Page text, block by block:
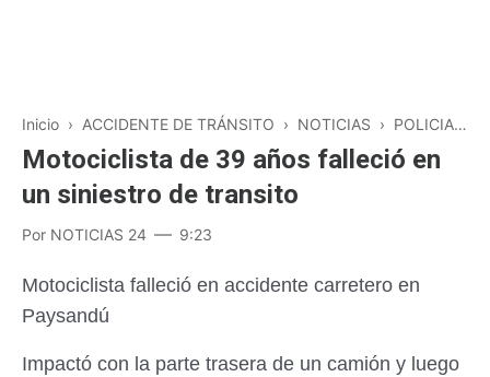
Inicio › ACCIDENTE DE TRÁNSITO › NOTICIAS › POLICIALES
Motociclista de 39 años falleció en
un siniestro de transito
Por NOTICIAS 24 9:23
Motociclista falleció en accidente carretero en
Paysandú
Impactó con la parte trasera de un camión y luego